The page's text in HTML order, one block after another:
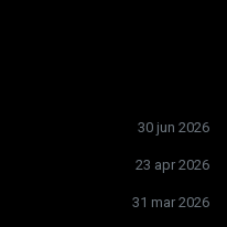
30 jun 2026
23 apr 2026
31 mar 2026